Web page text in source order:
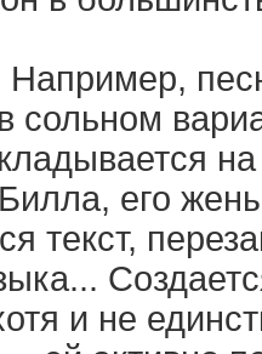
Например,
сольном
его
текст,
и не